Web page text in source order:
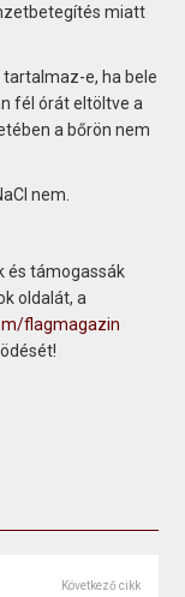
miatt
e, ha bele
fél órát eltöltve a
a bőrön nem
nem.
és támogassák
oldalát, a
flagmagazin
Következő cikk